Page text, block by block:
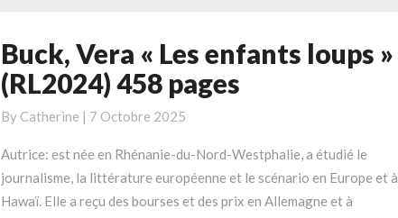
Buck,
Vera
« Les
enfants
(RL2024)
458
pages
Buck, Vera « Les enfants loups »
(RL2024) 458 pages
By Catherine | 7 Octobre 2025
Autrice: est née en Rhénanie-du-Nord-Westphalie, a étudié le
journalisme, la littérature européenne et le scénario en Europe et à
Hawaï. Elle a reçu des bourses et des prix en Allemagne et à